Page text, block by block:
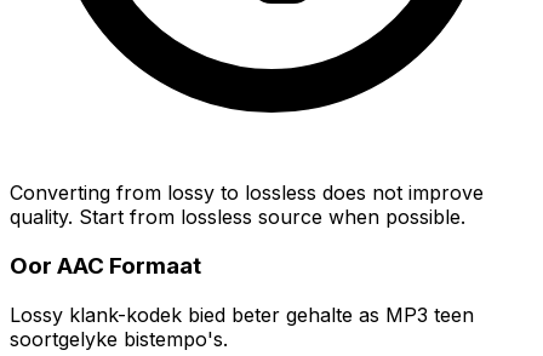
Converting from lossy to lossless does not improve
quality. Start from lossless source when possible.
Oor AAC Formaat
Lossy klank-kodek bied beter gehalte as MP3 teen
soortgelyke bistempo's.